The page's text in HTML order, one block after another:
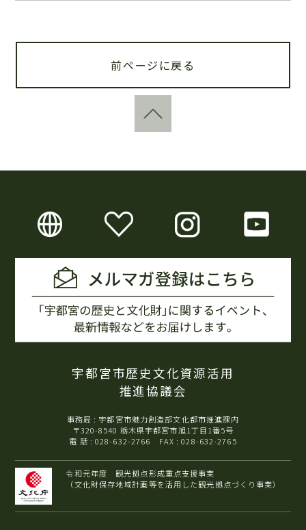
前ページに戻る
宇都宮市歴史文化資源活用
推進協議会
事務局 : 宇都宮市魅力創造部文化都市推進課内
〒320-8540 栃木県宇都宮市旭1丁目1番5号
電 話 : 028-632-2766 FAX : 028-632-2765
令和元年度 観光拠点形成重点支援事業
（文化財保存地域計画等を活用した観光拠点づくり事業）